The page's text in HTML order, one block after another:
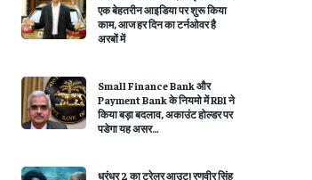
एक बेहतरीन आइडिया पर शुरू किया
काम, आज हर दिन का टर्नओवर है
अरबों में
Small Finance Bank और
Payment Bank के नियमो में RBI ने
किया बड़ा बदलाव, अकाउंट होल्डर पर
पडेगा यह असर…
धुरंधर 2 का ट्रेलर आउट! रणवीर सिंह